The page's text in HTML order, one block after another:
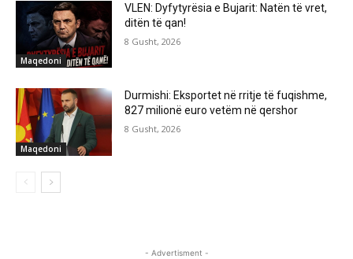
Maqedoni
VLEN: Dyfytyrësia e Bujarit: Natën të vret,
ditën të qan!
8 Gusht, 2026
Maqedoni
Durmishi: Eksportet në rritje të fuqishme,
827 milionë euro vetëm në qershor
8 Gusht, 2026
- Advertisment -